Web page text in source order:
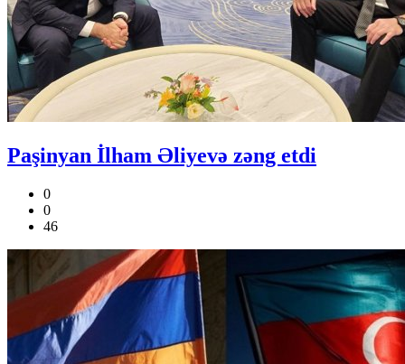
Paşinyan İlham Əliyevə zəng etdi
0
0
46